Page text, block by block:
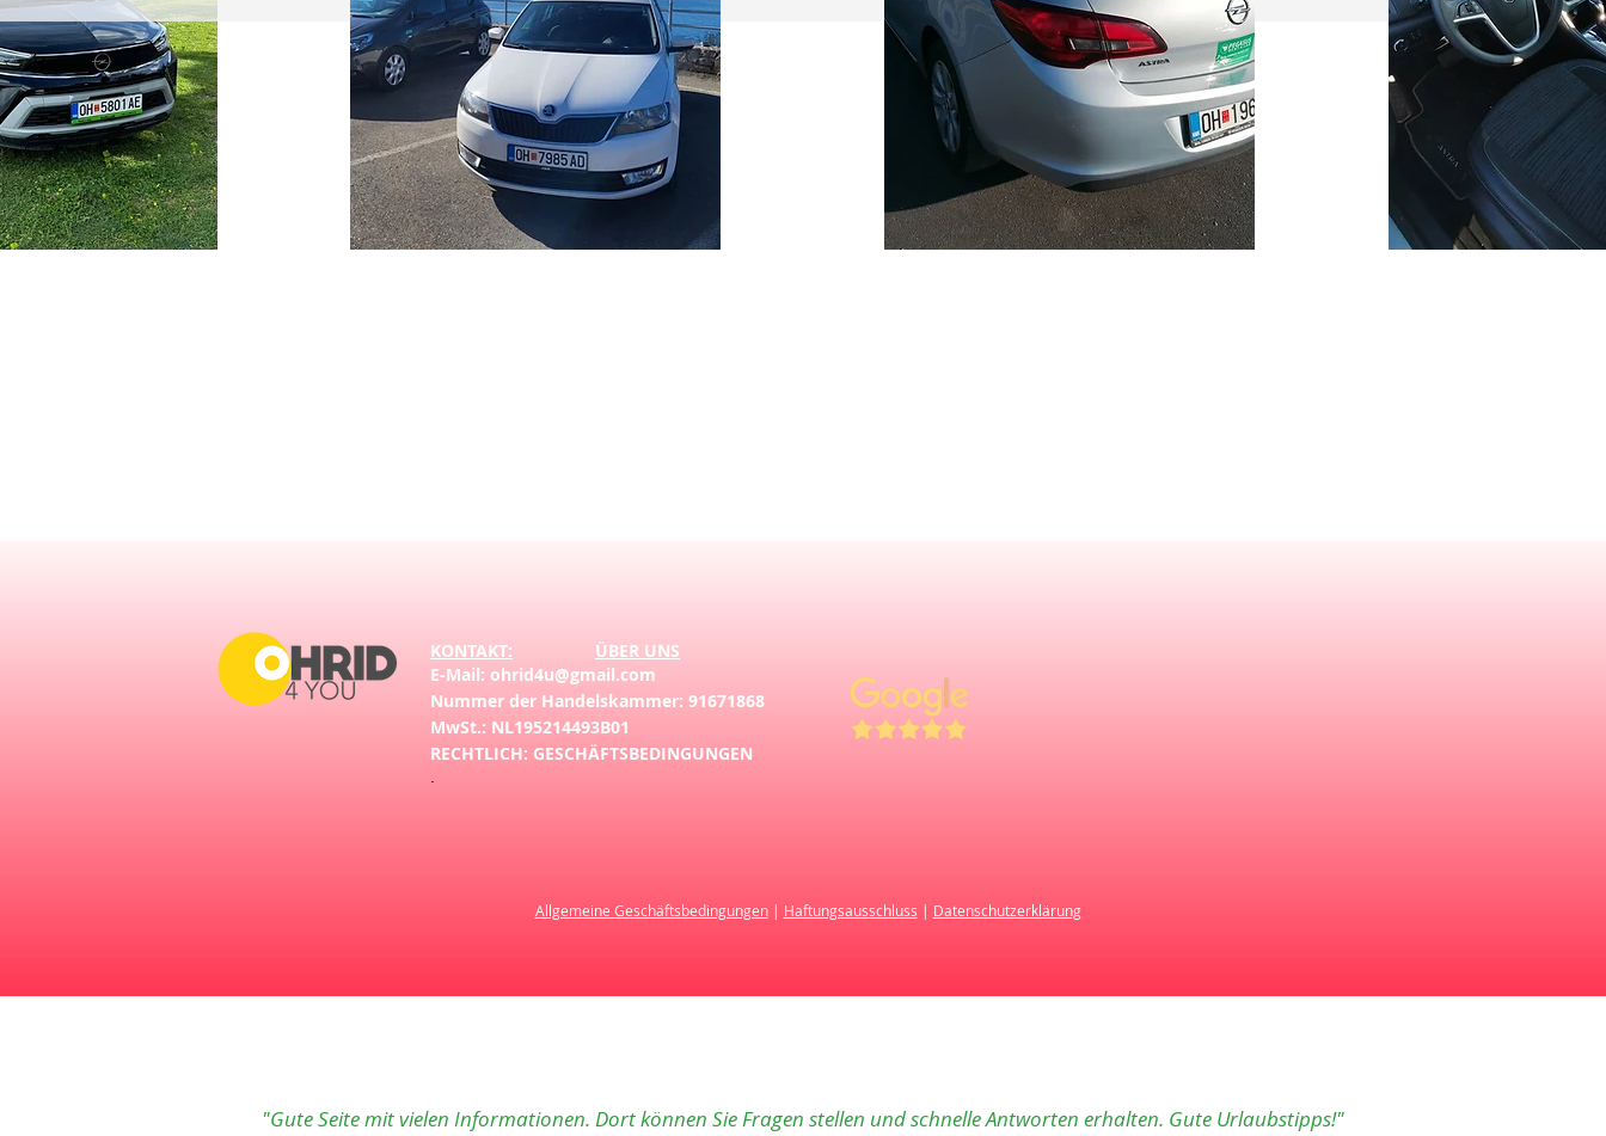
ÜBER UNS
KONTAKT:
E-Mail: ohrid4u@gmail.com
Nummer der Handelskammer: 91671868
MwSt.: NL195214493B01
RECHTLICH: GESCHÄFTSBEDINGUNGEN
Allgemeine Geschäftsbedingungen| Haftungsausschluss | Datenschutzerklärung
"Gute Seite mit vielen Informationen. Dort können Sie Fragen stellen und schnelle Antworten erhalten. Gute Urlaubstipps!"